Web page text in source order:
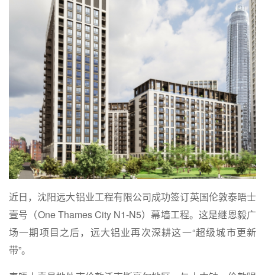
近日， 沈阳远大铝业工程有限公司成功签订英国伦敦泰晤士
壹号（One Thames City N1-N5）幕墙工程。这是继恩毅广
场一期项目之后，远大铝业再次深耕这一“超级城市更新
带”。